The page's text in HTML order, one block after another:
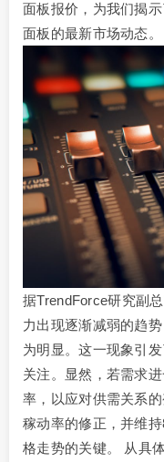
面板报价，为我们揭
面板的最新市场动态。
据TrendForce研究副
力出现逐渐减弱的趋
为明显。这一现象引
关注。显然，若需求
率，以应对供需关系
稼动率的修正，并维
格走势的关键。 从具